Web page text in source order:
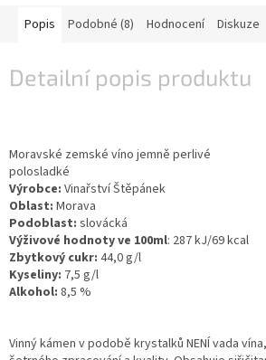
Vývrtky
-
větší
vína
Značky
Přihlášení
Popis Podobné (8) Hodnocení Diskuze
Detailní popis produktu
Moravské zemské víno jemně perlivé
polosladké
Výrobce: Vinařství Štěpánek
Oblast: Morava
Podoblast: slovácká
Výživové hodnoty ve 100ml: 287 kJ/69 kcal
Zbytkový cukr: 44,0 g/l
Kyseliny: 7,5 g/l
Alkohol: 8,5 %
Vinný kámen v podobě krystalků NENÍ vada